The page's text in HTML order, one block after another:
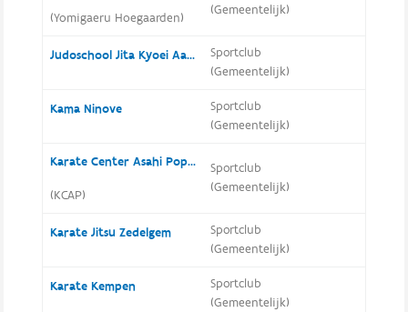
(Yomigaeru Hoegaarden)
(Gemeentelijk)
Judoschool Jita Kyoei Aalbeke
Sportclub
(Gemeentelijk)
Kama Ninove
Sportclub
(Gemeentelijk)
Karate Center Asahi Poperinge
(KCAP)
Sportclub
(Gemeentelijk)
Karate Jitsu Zedelgem
Sportclub
(Gemeentelijk)
Karate Kempen
Sportclub
(Gemeentelijk)